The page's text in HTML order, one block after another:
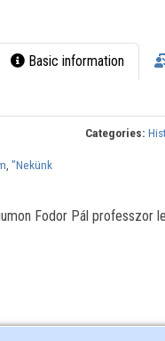
Basic information
Categories:
, "Nekünk
Fodor Pál professzor